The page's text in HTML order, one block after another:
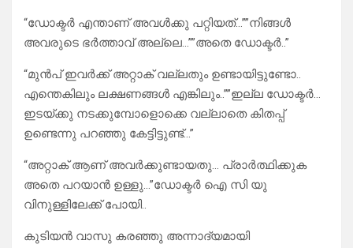
“ഡോക്ടർ എന്താണ് അവൾക്കു പറ്റിയത്…””നിങ്ങൾ
അവരുടെ ഭർത്താവ് അല്ലെ…””അതെ ഡോക്ടർ..”
“മുൻപ് ഇവർക്ക് അറ്റാക് വല്ലതും ഉണ്ടായിട്ടുണ്ടോ..
എന്തെകിലും ലക്ഷണങ്ങൾ എങ്കിലും..””ഇല്ല ഡോക്ടർ…
ഇടയ്ക്കു നടക്കുമ്പോളൊക്കെ വല്ലാതെ കിതപ്പ്
ഉണ്ടെന്നു പറഞ്ഞു കേട്ടിട്ടുണ്ട്…”
“അറ്റാക് ആണ് അവർക്കുണ്ടായതു… പ്രാർത്ഥിക്കുക
അതെ പറയാൻ ഉള്ളു…”ഡോക്ടർ ഐ സി യു
വിനുള്ളിലേക്ക് പോയി..
കുടിയൻ വാസു കരഞ്ഞു അന്നാദ്യമായി